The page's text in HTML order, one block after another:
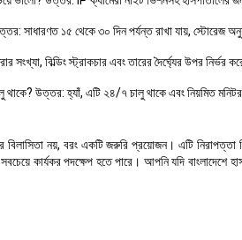
সাধারণত ১৫ থেকে ৩০ দিন পর্যন্ত রাখা যায়, স্টোরেজ
সংখ্যা, বিল্ডিং স্ট্রাকচার এবং তারের দৈর্ঘ্যের উপর
থাকে?উত্তর:হ্যাঁ, এটি ২৪/৭ চালু থাকে এবং নিয়মিত
নয়, বরং একটি জরুরি প্রয়োজন। এটি নিরাপত্তা
কার্যকর পদক্ষেপ হতে পারে। আপনি যদি